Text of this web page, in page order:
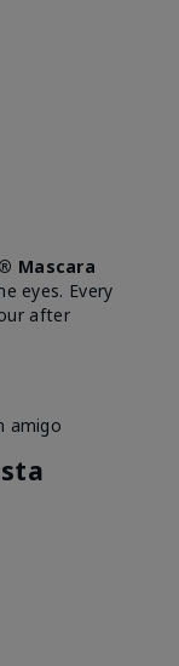
Mascara
eyes. Every
after
amigo